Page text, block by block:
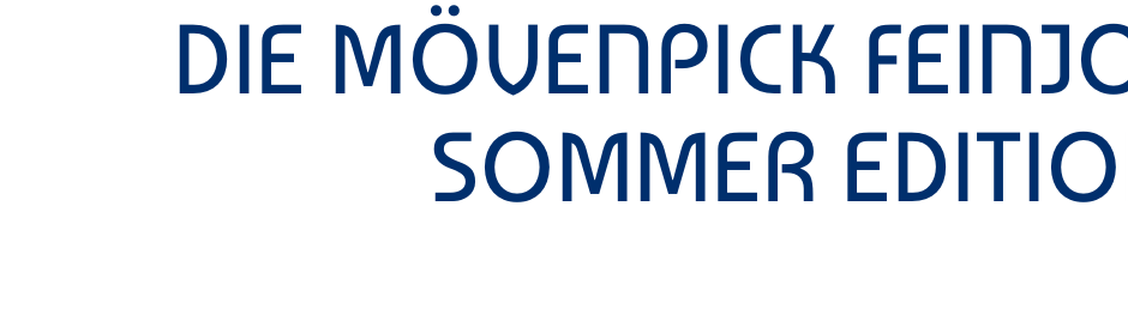
DIE MÖVENPICK
SOMMER